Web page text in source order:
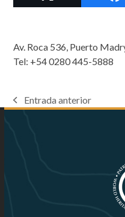
Av. Roca 536, Puerto
Tel: +54 0280 445-5888
previous
Entrada anterior